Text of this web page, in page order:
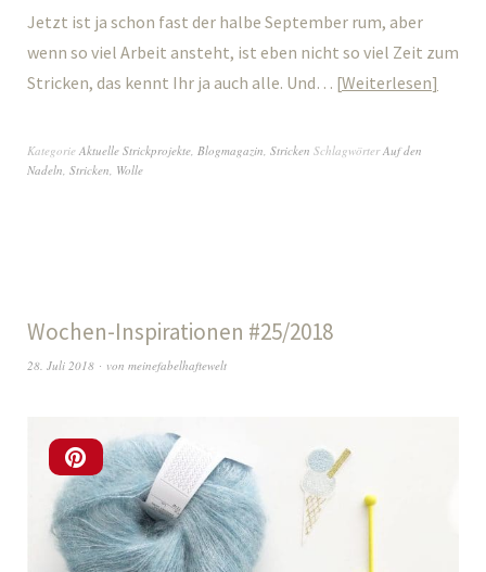
Jetzt ist ja schon fast der halbe September rum, aber
wenn so viel Arbeit ansteht, ist eben nicht so viel Zeit zum
Stricken, das kennt Ihr ja auch alle. Und… Weiterlesen
Kategorie Aktuelle Strickprojekte, Blogmagazin, Stricken SchlagwörterAuf den
Nadeln, Stricken, Wolle
Wochen-Inspirationen #25/2018
28. Juli 2018 von meinefabelhaftewelt